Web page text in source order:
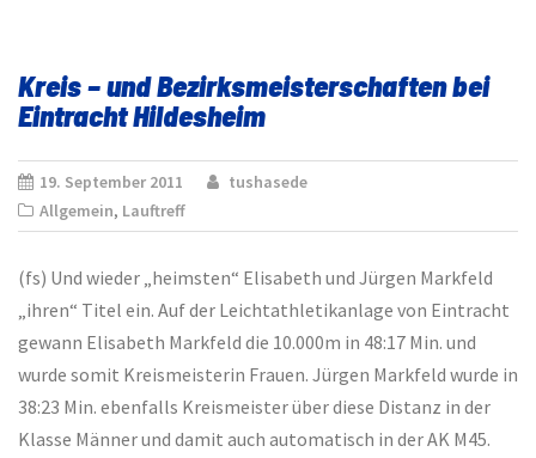
Kreis – und Bezirksmeisterschaften bei
Eintracht Hildesheim
19. September 2011
tushasede
Allgemein, Lauftreff
(fs) Und wieder „heimsten“ Elisabeth und Jürgen Markfeld
„ihren“ Titel ein. Auf der Leichtathletikanlage von Eintracht
gewann Elisabeth Markfeld die 10.000m in 48:17 Min. und
wurde somit Kreismeisterin Frauen. Jürgen Markfeld wurde in
38:23 Min. ebenfalls Kreismeister über diese Distanz in der
Klasse Männer und damit auch automatisch in der AK M45.